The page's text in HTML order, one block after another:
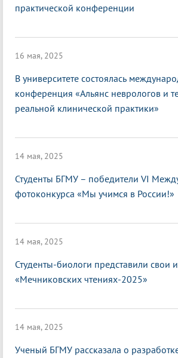
практической конференции
16 мая, 2025
В университете состоялась
конференция «Альянс неврологов и
реальной клинической практики»
14 мая, 2025
Студенты БГМУ – победители VI
фотоконкурса «Мы учимся в России!»
14 мая, 2025
Студенты-биологи представили свои
«Мечниковских чтениях-2025»
14 мая, 2025
Ученый БГМУ рассказала о